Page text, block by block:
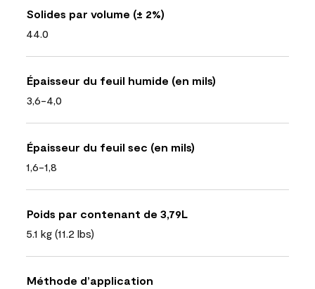
Solides par volume (± 2%)
44.0
Épaisseur du feuil humide (en mils)
3,6-4,0
Épaisseur du feuil sec (en mils)
1,6-1,8
Poids par contenant de 3,79L
5.1 kg (11.2 lbs)
Méthode d’application